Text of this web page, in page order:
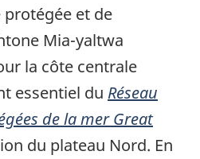
et de
Mia-yaltwa
la côte centrale
essentiel du Réseau
de la mer Great
du plateau Nord. En